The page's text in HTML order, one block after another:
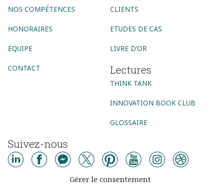
Gérer le consentement
NOS COMPÉTENCES
HONORAIRES
EQUIPE
CONTACT
CLIENTS
ETUDES DE CAS
LIVRE D’OR
Lectures
THINK TANK
INNOVATION BOOK CLUB
GLOSSAIRE
Suivez-nous
AGENCE CONSEIL